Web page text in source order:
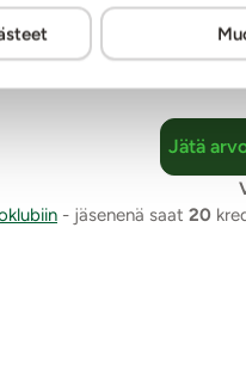
muuten kaikki
Jätä
- jäsenenä saat 20